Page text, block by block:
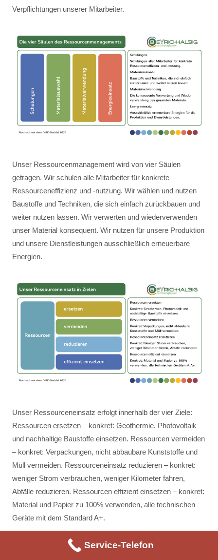
Verpflichtungen unserer Mitarbeiter.
Unser Ressourcenmanagement wird von vier Säulen
getragen. Wir schulen alle Mitarbeiter für konkrete
Ressourceneffizienz und -nutzung. Wir wählen und nutzen
Baustoffe und Techniken, die sich einfach zurückbauen und
weiter nutzen lassen. Wir verwerten und wiederverwenden
unser Material konsequent. Wir nutzen für unsere Produktion
und unsere Dienstleistungen ausschließlich erneuerbare
Energien.
Unser Ressourceneinsatz erfolgt innerhalb der vier Ziele:
Ressourcen ersetzen – konkret: Geothermie, Photovoltaik
und nachhaltige Baustoffe einsetzen. Ressourcen vermeiden
– konkret: Verpackungen, nicht abbaubare Kunststoffe und
Müll vermeiden. Ressourceneinsatz reduzieren – konkret:
weniger Strom verbrauchen, weniger Kilometer fahren,
Abfälle reduzieren. Ressourcen effizient einsetzen – konkret:
Material und Papier zu 100% verwenden, alle technischen
Geräte mit dem Standard A+.
Service-Telefon